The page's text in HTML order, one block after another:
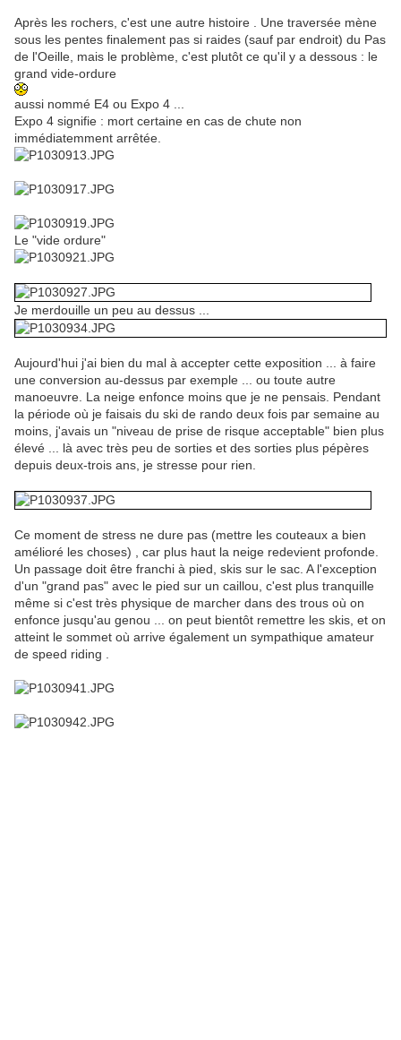
Après les rochers, c'est une autre histoire . Une traversée mène
sous les pentes finalement pas si raides (sauf par endroit) du Pas
de l'Oeille, mais le problème, c'est plutôt ce qu'il y a dessous : le
grand vide-ordure
aussi nommé E4 ou Expo 4 ...
Expo 4 signifie : mort certaine en cas de chute non
immédiatemment arrêtée.
Le "vide ordure"
Je merdouille un peu au dessus ...
Aujourd'hui j'ai bien du mal à accepter cette exposition ... à faire
une conversion au-dessus par exemple ... ou toute autre
manoeuvre. La neige enfonce moins que je ne pensais. Pendant
la période où je faisais du ski de rando deux fois par semaine au
moins, j'avais un "niveau de prise de risque acceptable" bien plus
élevé ... là avec très peu de sorties et des sorties plus pépères
depuis deux-trois ans, je stresse pour rien.
Ce moment de stress ne dure pas (mettre les couteaux a bien
amélioré les choses) , car plus haut la neige redevient profonde.
Un passage doit être franchi à pied, skis sur le sac. A l'exception
d'un "grand pas" avec le pied sur un caillou, c'est plus tranquille
même si c'est très physique de marcher dans des trous où on
enfonce jusqu'au genou ... on peut bientôt remettre les skis, et on
atteint le sommet où arrive également un sympathique amateur
de speed riding .